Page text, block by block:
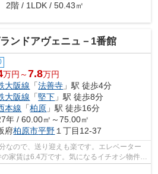
2階 / 1LDK / 50.43㎡
ンドアヴェニュ－1番館
万円～7.8万円
大阪線 「法善寺 」駅 徒歩4分
大阪線 「堅下 」駅 徒歩8分
本線 「柏原 」駅 徒歩16分
年 / 60.00㎡～75.00㎡
府柏原市平野１丁目12-37
なので、送り迎えも楽です。エレベーター
家賃は6.4万です。気になるイチオシ物件情